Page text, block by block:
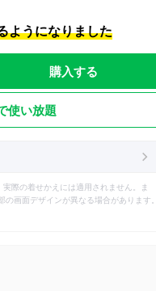
ようになりました
購入する
使い放題
際の着せかえには適用されません。ま
画面デザインが異なる場合があります。